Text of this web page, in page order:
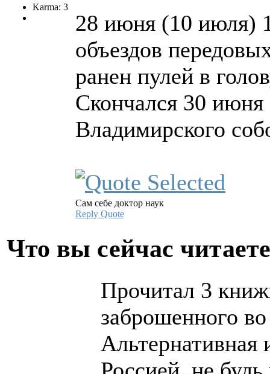
Karma: 3
28 июня (10 июля)
объездов
ранен пулей в
Скончался 30 июня
Владимирского
Сам себе доктор наук
Reply Quote
Что вы сейчас
Прочитал 3
заброшенного
Альтернативная